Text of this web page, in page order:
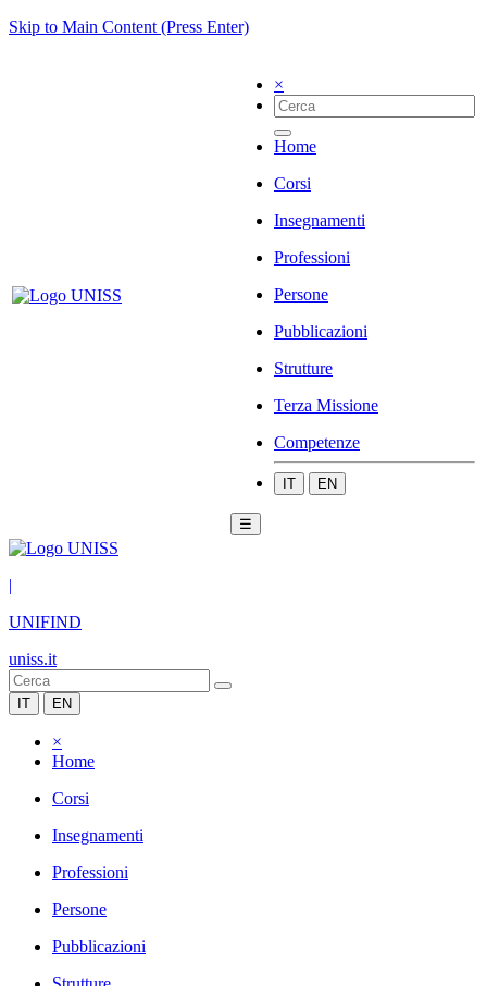
Skip to Main Content (Press Enter)
×
Home
Corsi
Insegnamenti
Professioni
Persone
Pubblicazioni
Strutture
Terza Missione
Competenze
IT EN
☰
|
UNIFIND
uniss.it
IT EN
×
Home
Corsi
Insegnamenti
Professioni
Persone
Pubblicazioni